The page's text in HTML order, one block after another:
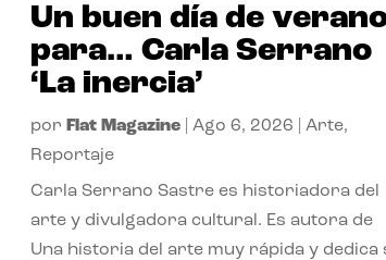
Un buen día de
para… Carla Serrano
‘La inercia’
por Flat Magazine| Ago 6, 2026 Arte,
Reportaje
Carla Serrano Sastre es historiadora del
arte y divulgadora cultural. Es autora de
Una historia del arte muy rápida y dedica